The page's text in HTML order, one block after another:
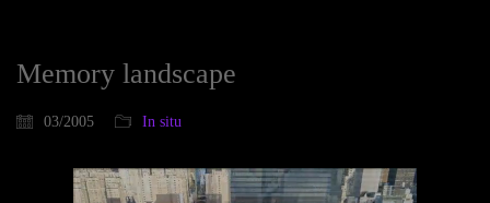
Memory landscape
03/2005 In situ